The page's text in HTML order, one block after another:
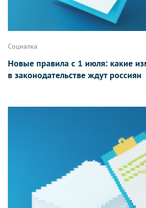
Социалка
Новые правила с 1 июля: какие
в законодательстве ждут россиян